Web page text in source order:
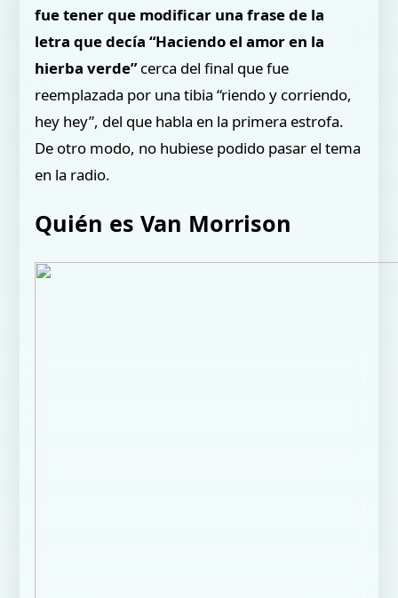
fue tener que modificar una frase de la
letra que decía “Haciendo el amor en la
hierba verde”cerca del final que fue
reemplazada por una tibia “riendo y corriendo,
hey hey”, del que habla en la primera estrofa.
De otro modo, no hubiese podido pasar el tema
en la radio.
Quién es Van Morrison